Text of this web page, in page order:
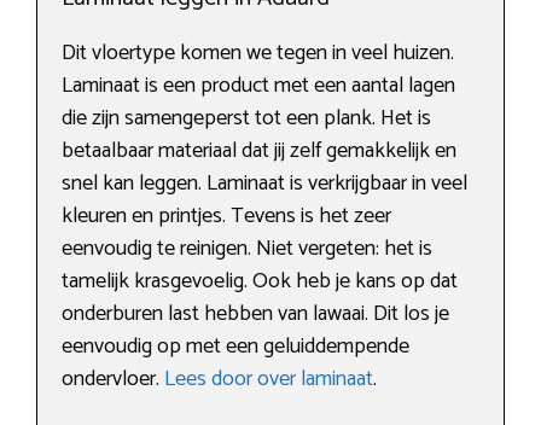
Dit vloertype komen we tegen in veel huizen.
Laminaat is een product met een aantal lagen
die zijn samengeperst tot een plank. Het is
betaalbaar materiaal dat jij zelf gemakkelijk en
snel kan leggen. Laminaat is verkrijgbaar in veel
kleuren en printjes. Tevens is het zeer
eenvoudig te reinigen. Niet vergeten: het is
tamelijk krasgevoelig. Ook heb je kans op dat
onderburen last hebben van lawaai. Dit los je
eenvoudig op met een geluiddempende
ondervloer. Lees door over laminaat.